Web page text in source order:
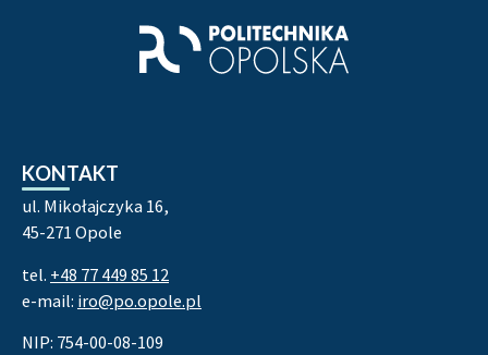
KONTAKT
ul. Mikołajczyka 16,
45-271 Opole
tel. +48 77 449 85 12
e-mail: iro@po.opole.pl
NIP: 754-00-08-109